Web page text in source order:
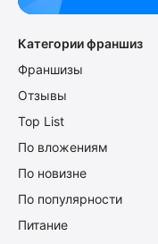
Категории франшиз
Франшизы
Отзывы
Top List
По вложениям
По новизне
По популярности
Питание